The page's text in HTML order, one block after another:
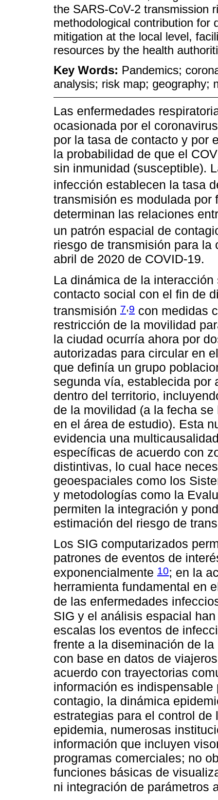
the SARS-CoV-2 transmission
methodological contribution for
mitigation at the local level,
resources by the health
Key Words: Pandemics;
analysis; risk map; geography;
Las enfermedades
ocasionada por el
por la tasa de contacto y por
la probabilidad de que el
sin inmunidad (susceptible).
infección establecen la tasa
transmisión es modulada
determinan las relaciones
un patrón espacial de
riesgo de transmisión para
abril de 2020 de COVID-19.
La dinámica de la
contacto social con el fin de
transmisión 7 9 con medidas
restricción de la movilidad
la ciudad ocurría ahora por
autorizadas para circular en
que definía un grupo
segunda vía, establecida por
dentro del territorio,
de la movilidad (a la fecha
en el área de estudio). Esta
evidencia una
específicas de acuerdo con
distintivas, lo cual hace
geoespaciales como los
y metodologías como la
permiten la integración y
estimación del riesgo de
Los SIG computarizados
patrones de eventos de
exponencialmente 10; en la
herramienta fundamental en
de las enfermedades
SIG y el análisis espacial
escalas los eventos de
frente a la diseminación de
con base en datos de
acuerdo con trayectorias
información es
contagio, la dinámica
estrategias para el control
epidemia, numerosas
información que incluyen
programas comerciales; no
funciones básicas de
ni integración de parámetros